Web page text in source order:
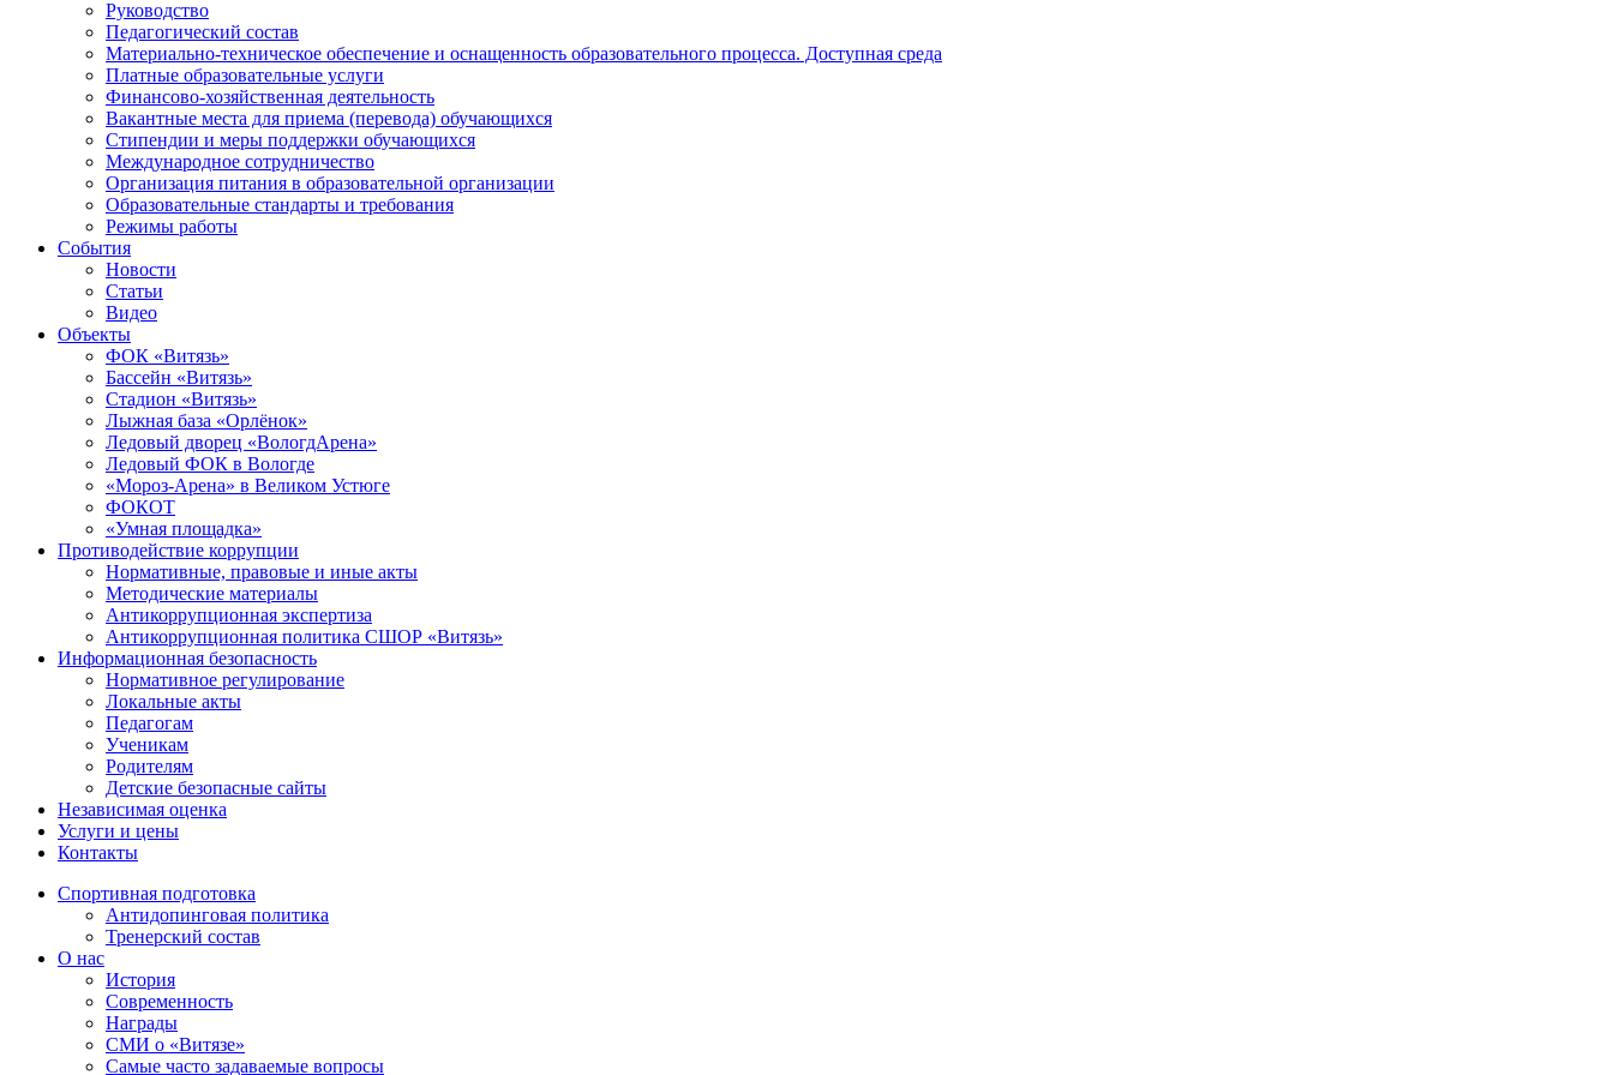
Руководство
Педагогический состав
Материально-техническое обеспечение и оснащенность образовательного процесса. Доступная среда
Платные образовательные услуги
Финансово-хозяйственная деятельность
Вакантные места для приема (перевода) обучающихся
Стипендии и меры поддержки обучающихся
Международное сотрудничество
Организация питания в образовательной организации
Образовательные стандарты и требования
Режимы работы
События
Новости
Статьи
Видео
Объекты
ФОК «Витязь»
Бассейн «Витязь»
Стадион «Витязь»
Лыжная база «Орлёнок»
Ледовый дворец «ВологдАрена»
Ледовый ФОК в Вологде
«Мороз-Арена» в Великом Устюге
ФОКОТ
«Умная площадка»
Противодействие коррупции
Нормативные, правовые и иные акты
Методические материалы
Антикоррупционная экспертиза
Антикоррупционная политика СШОР «Витязь»
Информационная безопасность
Нормативное регулирование
Локальные акты
Педагогам
Ученикам
Родителям
Детские безопасные сайты
Независимая оценка
Услуги и цены
Контакты
Спортивная подготовка
Антидопинговая политика
Тренерский состав
О нас
История
Современность
Награды
СМИ о «Витязе»
Самые часто задаваемые вопросы